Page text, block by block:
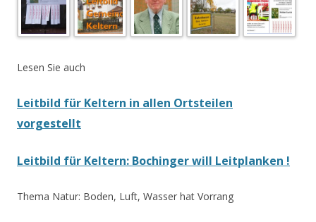
Lesen Sie auch
Leitbild für Keltern in allen Ortsteilen
vorgestellt
Leitbild für Keltern: Bochinger will Leitplanken !
Thema Natur: Boden, Luft, Wasser hat Vorrang